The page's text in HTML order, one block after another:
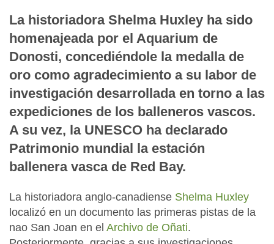
La historiadora Shelma Huxley ha sido
homenajeada por el Aquarium de
Donosti, concediéndole la medalla de
oro como agradecimiento a su labor de
investigación desarrollada en torno a las
expediciones de los balleneros vascos.
A su vez, la UNESCO ha declarado
Patrimonio mundial la estación
ballenera vasca de Red Bay.
La historiadora anglo-canadiense Shelma Huxley
localizó en un documento las primeras pistas de la
nao San Joan en el Archivo de Oñati.